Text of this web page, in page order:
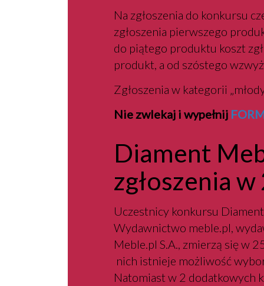
Na zgłoszenia do konkursu
zgłoszenia pierwszego
do piątego produktu koszt
produkt, a od szóstego
Zgłoszenia w kategorii
Nie zwlekaj i wypełnij
Diament
zgłoszenia
Uczestnicy konkursu
Wydawnictwo meble.pl,
Meble.pl S.A., zmierzą się w
nich istnieje możliwość
Natomiast w 2 dodatkowych